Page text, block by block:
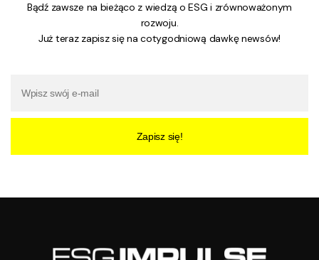
Bądź zawsze na bieżąco z wiedzą o ESG i zrównoważonym
rozwoju.
Już teraz zapisz się na cotygodniową dawkę newsów!
Zapisz się!